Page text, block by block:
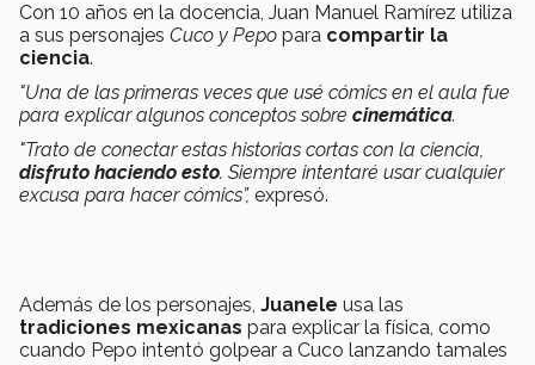
Con 10 años en la docencia, Juan Manuel Ramírez utiliza
a sus personajes Cuco y Pepo para compartir la
ciencia.
"Una de las primeras veces que usé cómics en el aula fue
para explicar algunos conceptos sobre cinemática.
"Trato de conectar estas historias cortas con la ciencia,
disfruto haciendo esto. Siempre intentaré usar cualquier
excusa para hacer cómics”, expresó.
Además de los personajes, Juanele usa las
tradiciones mexicanas para explicar la física, como
cuando Pepo intentó golpear a Cuco lanzando tamales